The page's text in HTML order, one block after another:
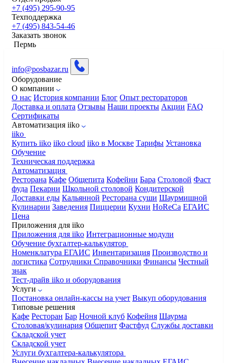
+7 (495) 295-90-95
Техподдержка
+7 (495) 843-54-46
Заказать звонок
Пермь
info@posbazar.ru
Оборудование
О компании
О нас История компании Блог Опыт рестораторов
Доставка и оплата Отзывы Наши проекты Акции FAQ
Сертификаты
Автоматизация iiko
iiko
Купить iiko iiko cloud iiko в Москве Тарифы Установка
Обучение
Техническая поддержка
Автоматизация
Ресторана Кафе Общепита Кофейни Бара Столовой Фаст
фуда Пекарни Школьной столовой Кондитерской
Доставки еды Кальянной Ресторана суши Шаурмишной
Кулинарии Заведения Пиццерии Кухни HoReCa ЕГАИС
Цена
Приложения для iiko
Приложения для iiko Интеграционные модули
Обучение бухгалтер-калькулятор
Номенклатура ЕГАИС Инвентаризация Производство и
логистика Сотрудники Справочники Финансы Честный
знак
Тест-драйв iiko и оборудования
Услуги
Постановка онлайн-кассы на учет Выкуп оборудования
Типовые решения
Кафе Ресторан Бар Ночной клуб Кофейня Шаурма
Столовая/кулинария Общепит Фастфуд Службы доставки
Складской учет
Складской учет
Услуги бухгалтера-калькулятора